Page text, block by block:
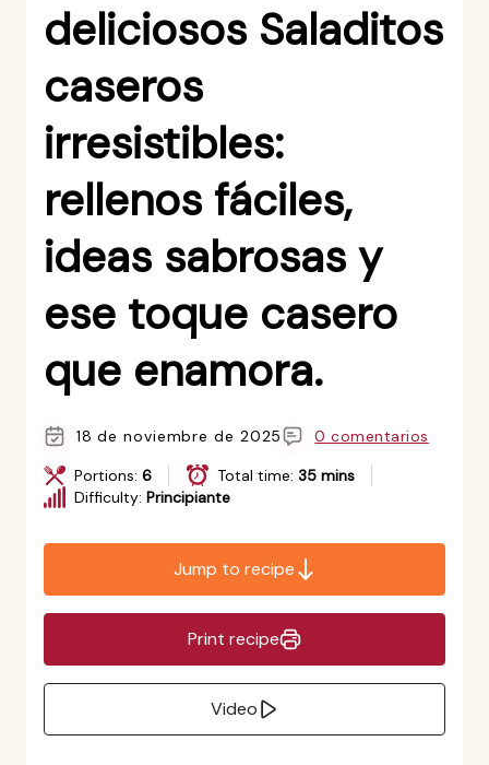
deliciosos Saladitos
caseros
irresistibles:
rellenos fáciles,
ideas sabrosas y
ese toque casero
que enamora.
18 de noviembre de 2025
0 comentarios
Portions: 6 Total time: 35 mins
Difficulty: Principiante
Jump to recipe
Print recipe
Video